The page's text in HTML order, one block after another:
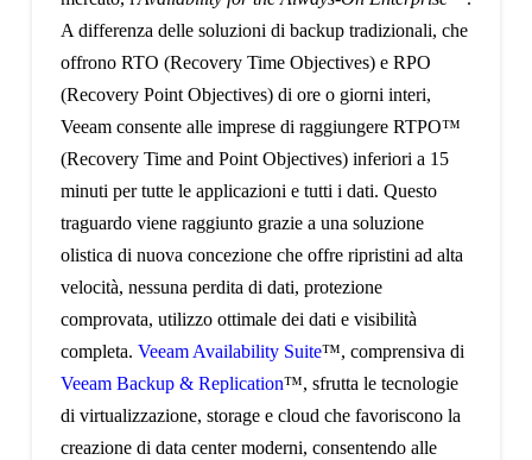
A differenza delle soluzioni di backup tradizionali, che
offrono RTO (Recovery Time Objectives) e RPO
(Recovery Point Objectives) di ore o giorni interi,
Veeam consente alle imprese di raggiungere RTPO™
(Recovery Time and Point Objectives) inferiori a 15
minuti per tutte le applicazioni e tutti i dati. Questo
traguardo viene raggiunto grazie a una soluzione
olistica di nuova concezione che offre ripristini ad alta
velocità, nessuna perdita di dati, protezione
comprovata, utilizzo ottimale dei dati e visibilità
completa. Veeam Availability Suite™, comprensiva di
Veeam Backup & Replication™, sfrutta le tecnologie
di virtualizzazione, storage e cloud che favoriscono la
creazione di data center moderni, consentendo alle